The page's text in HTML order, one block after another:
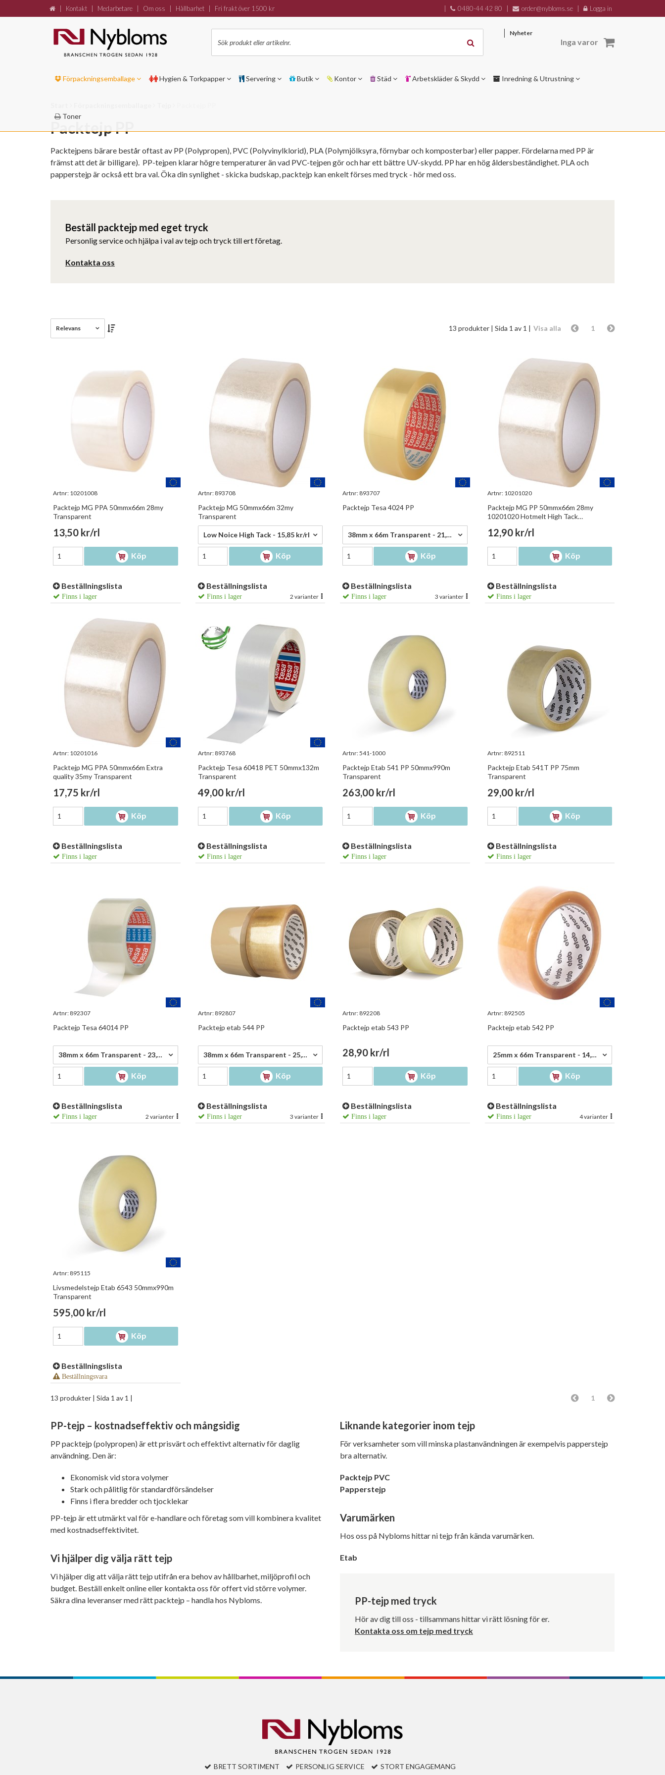
Packtejp PP
Packtejpens bärare består oftast av PP (Polypropen), PVC (Polyvinylklorid), PLA (Polymjölksyra, förnybar och komposterbar) eller papper. Fördelarna med PP är
främst att det är billigare). PP-tejpen klarar högre temperaturer än vad PVC-tejpen gör och har ett bättre UV-skydd. PP har en hög åldersbeständighet. PLA och
papperstejp är också ett bra val. Öka din synlighet - skicka budskap, packtejp kan enkelt förses med tryck - hör med oss.
Beställ packtejp med eget tryck
Personlig service och hjälpa i val av tejp och tryck till ert företag.
Kontakta oss
Relevans 1
Visa alla
13 produkter | Sida 1 av 1 |
Artnr: 10201008
Packtejp MG PPA 50mmx66m 28my
Transparent
13,50 kr/rl
Köp
Beställningslista
Finns i lager
Artnr: 893708
Packtejp MG 50mmx66m 32my
Transparent
15,85 kr/rl
Low Noice High Tack - 15,85 kr/rl
Köp
Beställningslista
Finns i lager 2 varianter
Artnr: 893707
Packtejp Tesa 4024 PP
21,00 kr/rl 38mm x 66m Transparent - 21,00 kr/rl
Köp
Beställningslista
Finns i lager 3 varianter
Artnr: 10201020
Packtejp MG PP 50mmx66m 28my
10201020 Hotmelt High Tack
12,90 kr/rl
Köp
Beställningslista
Finns i lager
Artnr: 10201016
Packtejp MG PPA 50mmx66m Extra
quality 35my Transparent
17,75 kr/rl
Köp
Beställningslista
Finns i lager
Artnr: 893768
Packtejp Tesa 60418 PET 50mmx132m
Transparent
49,00 kr/rl
Köp
Beställningslista
Finns i lager
Artnr:541-1000
Packtejp Etab 541 PP 50mmx990m
Transparent
263,00 kr/rl
Köp
Beställningslista
Finns i lager
Artnr: 892511
Packtejp Etab 541T PP 75mm
Transparent
29,00 kr/rl
Köp
Beställningslista
Finns i lager
Artnr: 892307
Packtejp Tesa 64014 PP
23,00 kr/rl 38mm x 66m Transparent - 23,00 kr/rl
Köp
Beställningslista
Finns i lager 2 varianter
Artnr: 892807
Packtejp etab 544 PP
25,90 kr/rl 38mm x 66m Transparent - 25,90 kr/rl
Köp
Beställningslista
Finns i lager 3 varianter
Artnr: 892208
Packtejp etab 543 PP
28,90 kr/rl
Köp
Beställningslista
Finns i lager
Artnr: 892505
Packtejp etab 542 PP
14,90 kr/rl 25mm x 66m Transparent - 14,90 kr/rl
Köp
Beställningslista
Finns i lager 4 varianter
Artnr: 895115
Livsmedelstejp Etab 6543 50mmx990m
Transparent
595,00 kr/rl
Köp
Beställningslista
Beställningsvara
13 produkter | Sida 1 av 1 | 1
PP-tejp – kostnadseffektiv och mångsidig
PP packtejp (polypropen) är ett prisvärt och effektivt alternativ för daglig
användning. Den är:
Ekonomisk vid stora volymer
Stark och pålitlig för standardförsändelser
​Finns i flera bredder och tjocklekar
PP-tejp är ett utmärkt val för e-handlare och företag som vill kombinera kvalitet
med kostnadseffektivitet.
Vi hjälper dig välja rätt tejp
Vi hjälper dig att välja rätt tejp utifrån era behov av hållbarhet, miljöprofil och
budget. Beställ enkelt online eller kontakta oss för offert vid större volymer.
Säkra dina leveranser med rätt packtejp – handla hos Nybloms.
Liknande kategorier inom tejp
För verksamheter som vill minska plastanvändningen är exempelvis papperstejp
bra alternativ.
Packtejp PVC
Papperstejp
Varumärken
Hos oss på Nybloms hittar ni tejp från kända varumärken.
Etab
PP-tejp med tryck
Hör av dig till oss - tillsammans hittar vi rätt lösning för er.
Kontakta oss om tejp med tryck
BRETT SORTIMENT PERSONLIG SERVICE STORT ENGAGEMANG
Kontakt Medarbetare Om oss Hållbarhet Fri frakt över 1500 kr 0480-44 42 80 order@nybloms.se Logga in
Nyheter
Inga varor
Förpackningsemballage Hygien & Torkpapper Servering Butik Kontor Städ Arbetskläder & Skydd Inredning & Utrustning
Toner